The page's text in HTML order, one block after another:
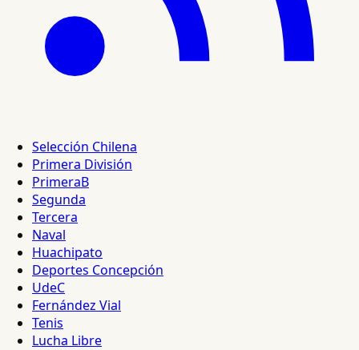
Selección Chilena
Primera División
PrimeraB
Segunda
Tercera
Naval
Huachipato
Deportes Concepción
UdeC
Fernández Vial
Tenis
Lucha Libre